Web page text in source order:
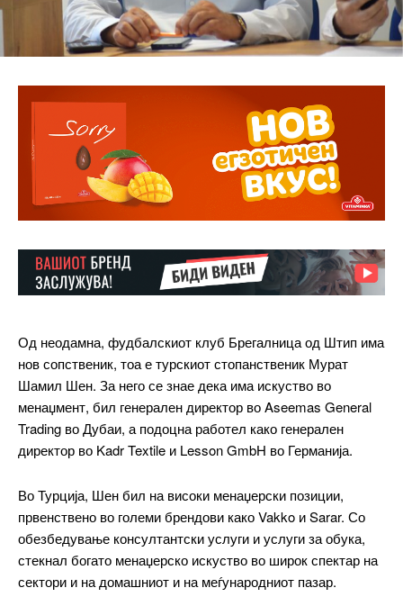
Од неодамна, фудбалскиот клуб Брегалница од Штип има
нов сопственик, тоа е турскиот стопанственик Мурат
Шамил Шен. За него се знае дека има искуство во
менаџмент, бил генерален директор во Aseemas General
Trading во Дубаи, а подоцна работел како генерален
директор во Kadr Textile и Lesson GmbH во Германија.
Во Турција, Шен бил на високи менаџерски позиции,
првенствено во големи брендови како Vakko и Sarar. Со
обезбедување консултантски услуги и услуги за обука,
стекнал богато менаџерско искуство во широк спектар на
сектори и на домашниот и на меѓународниот пазар.